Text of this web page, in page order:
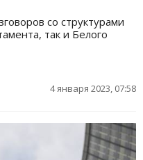
со структурами
так и Белого
4 января 2023, 07:58